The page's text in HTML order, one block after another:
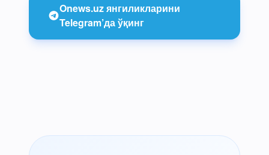
Onews.uz янгиликларини
Telegram’да ўқинг